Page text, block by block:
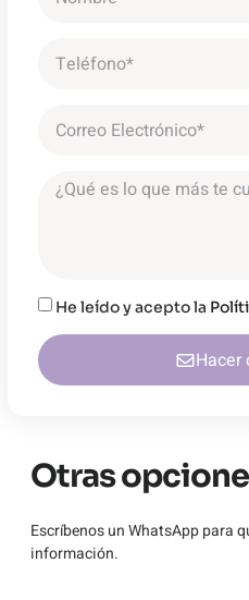
He leído y acepto la
Hacer
Otras
Escríbenos un WhatsApp para
información.